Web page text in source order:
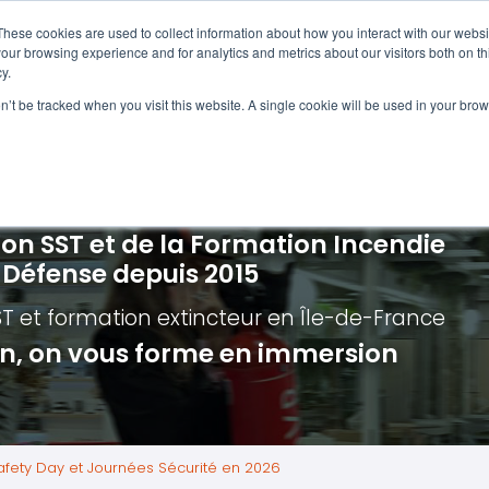
cookies are used to collect information about how you interact with our
browsing experience and for analytics and metrics about our visitors both on
be tracked when you visit this website. A single cookie will be used in your
incendie - Guide et Serre file
de première intervention
Extincteurs
en réalité augmentée
Évacuation établissements de
Évacuation secteur tertiaire
Évacuation secteur industriel
SST et de la Formation Incendie
depuis 2015
et formation extincteuren Île-de-France
on vous forme en immersion
Day et Journées Sécurité en 2026